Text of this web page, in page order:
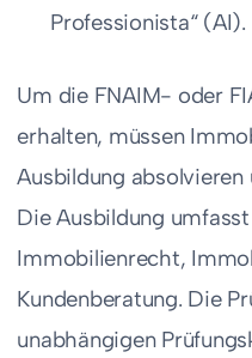
Professionista“ (AI).
Um die FNAIM- oder
erhalten, müssen
Ausbildung absolvieren
Die Ausbildung
Immobilienrecht,
Kundenberatung. Die
unabhängigen